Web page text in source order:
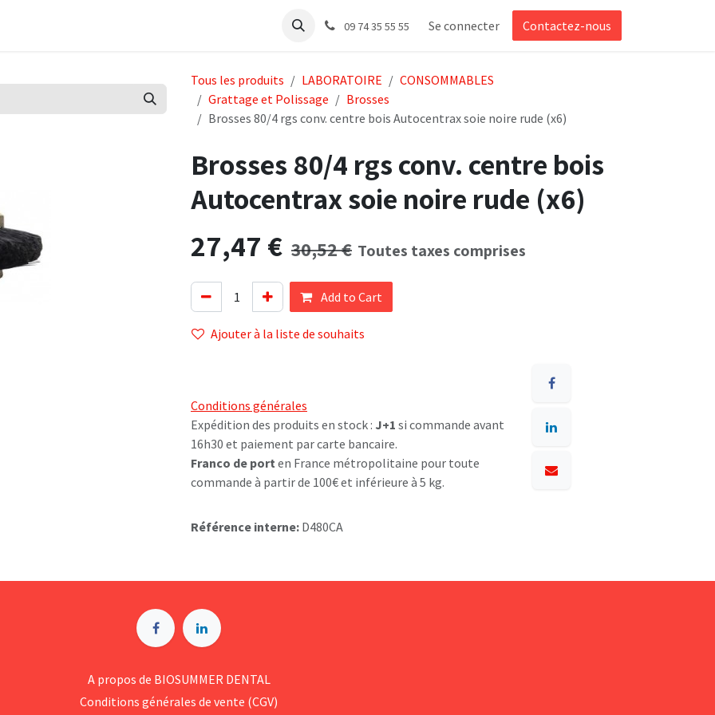
Support09 74 35 55 55 Se connecter Contactez-nous
Tous les produits LABORATOIRE
CONSOMMABLES
Grattage et Polissage
Brosses
Brosses 80/4 rgs conv. centre bois Autocentrax soie noire rude (x6)
Brosses 80/4 rgs conv. centre bois
Autocentrax soie noire rude (x6)
27,47 € 30,52€ Toutes taxes comprises
Add to Cart
Ajouter à la liste de souhaits
Conditions générales
Expédition des produits en stock : J+1 si commande avant
16h30 et paiement par carte bancaire.
Franco de port en France métropolitaine pour toute
commande à partir de 100€ et inférieure à 5 kg.
Référence interne: D480CA
A p​ropos de BIOSUMMER DENTAL
Conditions générales d​e vente (CGV)